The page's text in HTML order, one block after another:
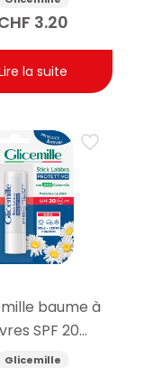
3.20
la suite
baume à
SPF 20
5.5g
Glicemille